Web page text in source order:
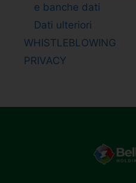
e banche dati
Dati ulteriori
WHISTLEBLOWING
PRIVACY